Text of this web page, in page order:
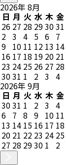
2026年 8月
日 月 火 水 木 金
26 27 28 293031
2 3 4 5 6 7
9 10 11 12 13 14
16 17 18 19 20 21
23 24 25 26 27 28
3031 1 2 3 4
2026年 9月
日 月 火 水 木 金
3031 1 2 3 4
6 7 8 9 10 11
13 14 15 16 17 18
20 21 22 23 24 25
27 28 2930 1 2